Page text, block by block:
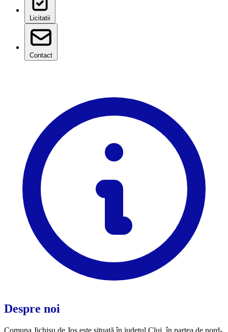
Licitatii
Contact
Despre noi
Comuna Jichișu de Jos este situată în județul Cluj, în partea de nord-